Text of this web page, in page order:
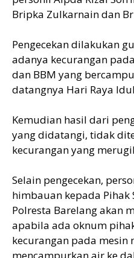
Bripka Zulkarnain dan
Pengecekan dilakukan
adanya kecurangan
dan BBM yang
datangnya Hari Raya
Kemudian hasil dari
yang didatangi, tidak
kecurangan yang
Selain pengecekan,
himbauan kepada Pihak
Polresta Barelang akan
apabila ada oknum
kecurangan pada mesin
mencampurkan air ke